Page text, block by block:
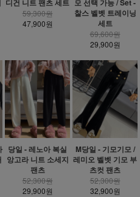
디건 니트 팬츠 세트
59,300원
47,900원
모 선택 가능 / Set -
찰스 벨벳 트레이닝
세트
69,600원
29,900원
당일 - 레노아 복실
앙고라 니트 소세지
팬츠
52,300원
29,900원
M당일 - 기모기모 /
레미오 벨벳 기모 부
츠컷 팬츠
52,300원
32,900원